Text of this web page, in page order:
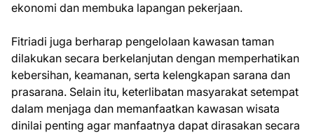
ekonomi dan membuka lapangan pekerjaan.
Fitriadi juga berharap pengelolaan kawasan taman
dilakukan secara berkelanjutan dengan memperhatikan
kebersihan, keamanan, serta kelengkapan sarana dan
prasarana. Selain itu, keterlibatan masyarakat setempat
dalam menjaga dan memanfaatkan kawasan wisata
dinilai penting agar manfaatnya dapat dirasakan secara